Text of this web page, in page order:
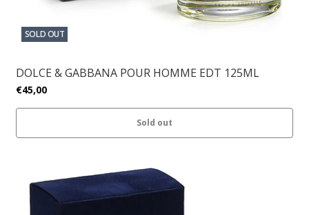
SOLD OUT
DOLCE & GABBANA POUR HOMME EDT 125ML
€45,00
Sold out